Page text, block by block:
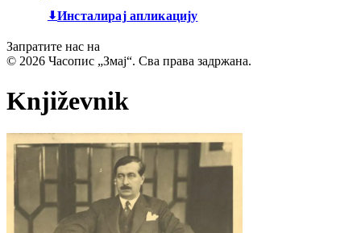
Инсталирај апликацију
Запратите нас на
© 2026 Часопис „Змај“. Сва права задржана.
Književnik